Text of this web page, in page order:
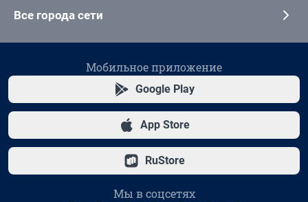
Все города сети
Мобильное приложение
Google Play
App Store
RuStore
Мы в соцсетях